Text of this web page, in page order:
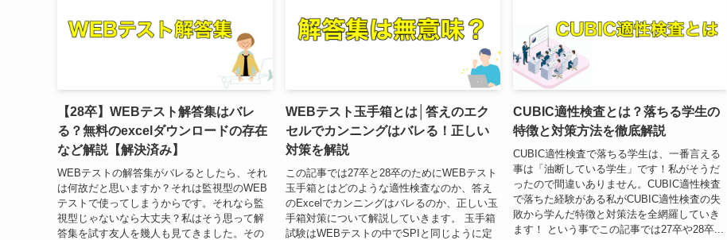
【28卒】WEBテスト解答集はバレ
る？無料のexcelダウンロードの存在
など解説【解決済み】
WEBテストの解答集がバレるとしたら、それ
は何故だと思いますか？それは監視型のWEB
テストで使ってしまうからです。それなら監
視型じゃないなら大丈夫？私はそう思って解
答集を試す友人を幾人も見てきました。その
WEBテスト玉手箱とは│答えのエク
セルでカンニングはバレる！正しい
対策を解説
この記事では27卒と28卒のためにWEBテスト
玉手箱とはどのような適性検査なのか、答え
のExcelでカンニングはバレるのか、正しい玉
手箱対策について解説していきます。 玉手箱
試験はWEBテストの中でSPIと同じように定
CUBIC適性検査とは？落ちる学生の
特徴と対策方法を徹底解説
CUBIC適性検査で落ちる学生は、一番言える
事は「油断している学生」です！私がそうだ
ったので間違いありません。CUBIC適性検査
で落ちた経験がある私がCUBIC適性検査の失
敗から学んだ特徴と対策法を全網羅していき
ます！ という事でこの記事では27卒や28卒...